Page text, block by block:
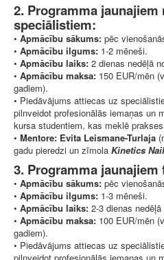
2. Programma jaunajiem
speciālistiem:
• Apmācību sākums: pēc
• Apmācību ilgums: 1-2 mēneši.
• Apmācību laiks: 2 dienas nedēļā
• Apmācību maksa: 150 EUR/mēn
gadiem).
• Piedāvājums attiecas uz
pilnveidot profesionālās iemaņas un
kursa studentiem, kas meklē
• Mentore: Evita Leismane-Turlaja
gadu pieredzi un zīmola Kinetics
3. Programma jaunajiem
• Apmācību sākums: pēc
• Apmācību ilgums: 1-3 mēneši.
• Apmācību laiks: 2-3 dienas
• Apmācību maksa: 100 EUR/mēn
gadiem).
• Piedāvājums attiecas uz